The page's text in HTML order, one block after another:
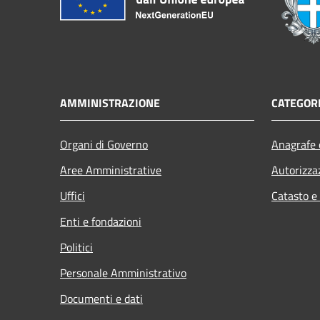
AMMINISTRAZIONE
Organi di Governo
Aree Amministrative
Uffici
Enti e fondazioni
Politici
Personale Amministrativo
Documenti e dati
Catasto